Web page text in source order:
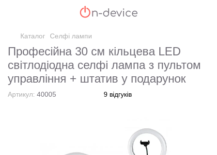
Каталог Селфі лампи
Професійна 30 см кільцева LED
світлодіодна селфі лампа з пультом
управління + штатив у подарунок
Артикул: 40005 9 відгуків